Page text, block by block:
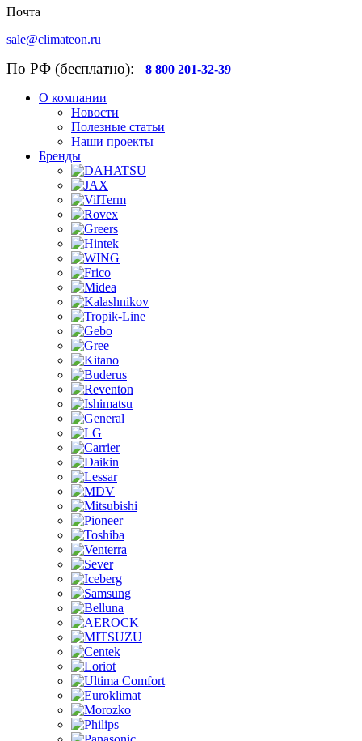
Почта
sale@climateon.ru
По РФ (бесплатно): 8 800 201-32-39
О компании
Новости
Полезные статьи
Наши проекты
Бренды